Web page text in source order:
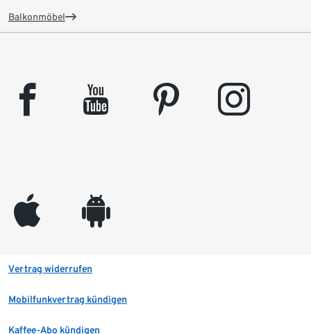
Balkonmöbel
facebook youtube pinterest instagram
appleinc android
Vertrag widerrufen
Mobilfunkvertrag kündigen
Kaffee-Abo kündigen